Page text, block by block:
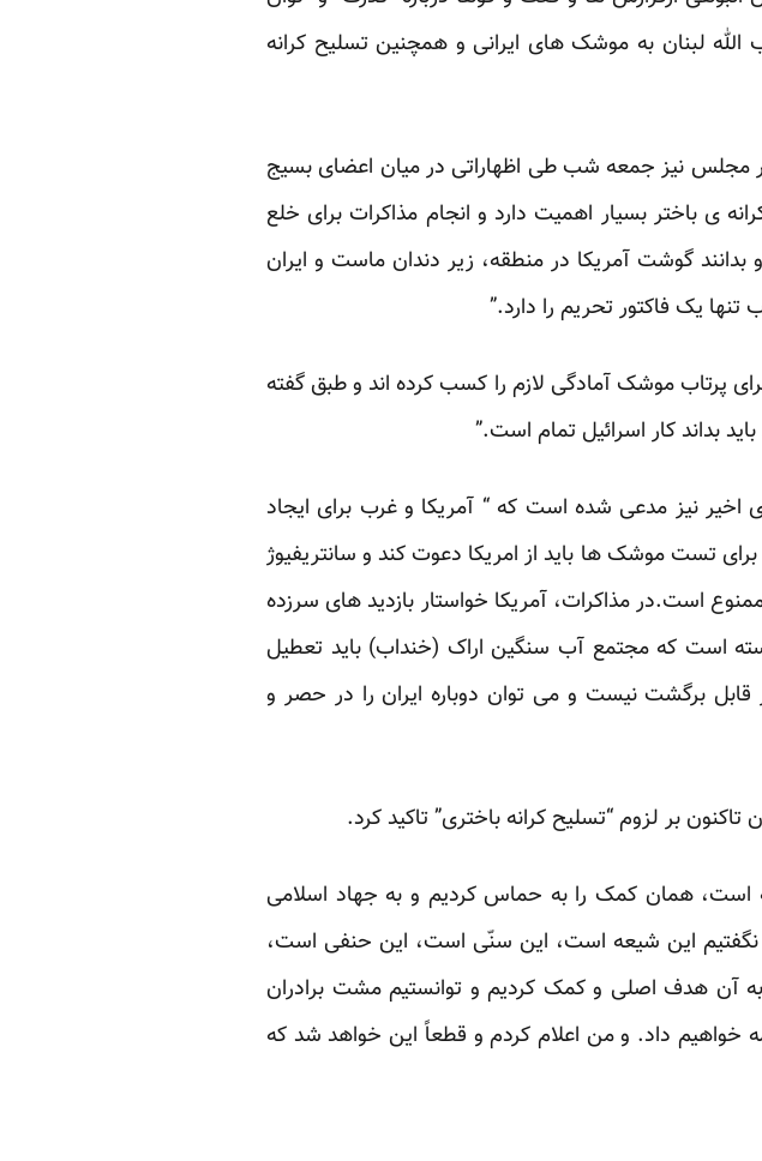
لبنان به موشک های ایرانی و همچنین تسلیح کرانه
مجلس نیز جمعه شب طی اظهاراتی در میان اعضای بسیج
باختر بسیار اهمیت دارد و انجام مذاکرات برای خلع
گوشت آمریکا در منطقه، زیر دندان ماست و ایران
یک فاکتور تحریم را دارد.”
پرتاب موشک آمادگی لازم را کسب کرده اند و طبق گفته
بداند کار اسرائیل تمام است.”
اخیر نیز مدعی شده است که “ آمریکا و غرب برای ایجاد
برای تست موشک ها باید از امریکا دعوت کند و سانتریفیوژ
است.در مذاکرات، آمریکا خواستار بازدید های سرزده
است که مجتمع آب سنگین اراک (خنداب) باید تعطیل
برگشت نیست و می توان دوباره ایران را در حصر و
بر لزوم “تسلیح کرانه باختری” تاکید کرد.
است، همان کمک را به حماس کردیم و به جهاد اسلامی
نگفتیم این شیعه است، این سنّی است، این حنفی است،
آن هدف اصلی و کمک کردیم و توانستیم مشت برادران
خواهیم داد. و من اعلام کردم و قطعاً این خواهد شد که